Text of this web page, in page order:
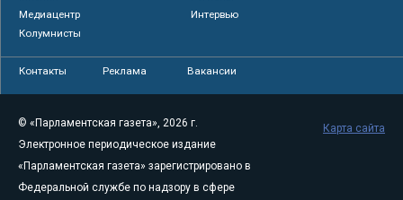
Медиацентр
Интервью
Колумнисты
Контакты Реклама Вакансии
© «Парламентская газета», 2026 г.
Электронное периодическое издание
«Парламентская газета» зарегистрировано в
Федеральной службе по надзору в сфере
Карта сайта